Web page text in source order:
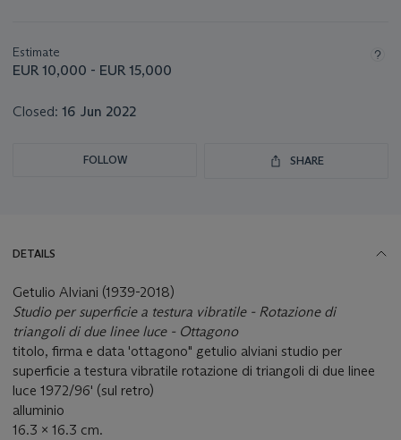
about
this
Estimate
EUR 10,000 - EUR 15,000
Closed: 16 Jun 2022
FOLLOW SHARE
DETAILS
Getulio Alviani (1939-2018)
Studio per superficie a testura vibratile - Rotazione di
triangoli di due linee luce - Ottagono
titolo, firma e data 'ottagono" getulio alviani studio per
superficie a testura vibratile rotazione di triangoli di due linee
luce 1972/96' (sul retro)
alluminio
16.3 x 16.3 cm.